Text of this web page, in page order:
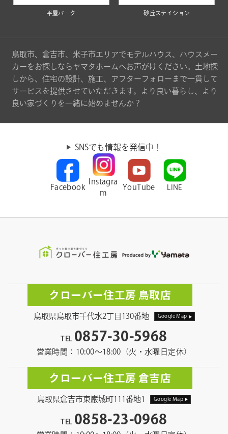
平屋パーク 砂丘ステイション
鳥取市、倉吉市、米子市エリアでモデルハウス、ハウスメー
カーをお探しならヤマタホームへお声がけください。土地探
しから、住宅の設計、施工、アフターフォローまで一貫して
サービスを提供させていただきます。より良い暮らし、より
良い家づくりを一緒に始めませんか？
SNSでも情報を発信中！
Facebook
Instagra
m
YouTube LINE
クローバー住工房 鳥取店
鳥取県鳥取市千代水2丁目130番地 Google Map
TEL 0857-30-5968
営業時間：10:00〜18:00（火・水曜日定休）
クローバー住工房 倉吉店
鳥取県倉吉市東巌城町111番地1 Google Map
TEL 0858-23-0968